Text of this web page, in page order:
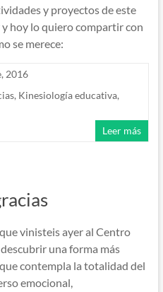
y proyectos de este
y hoy lo quiero compartir con
se merece:
2016
, Kinesiología educativa,
Leer más
vinisteis ayer al Centro
una forma más
contempla la totalidad del
emocional,